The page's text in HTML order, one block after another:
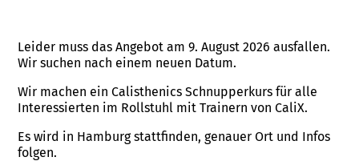
Leider muss das Angebot am 9. August 2026 ausfallen.
Wir suchen nach einem neuen Datum.
Wir machen ein Calisthenics Schnupperkurs für alle
Interessierten im Rollstuhl mit Trainern von CaliX.
Es wird in Hamburg stattfinden, genauer Ort und Infos
folgen.